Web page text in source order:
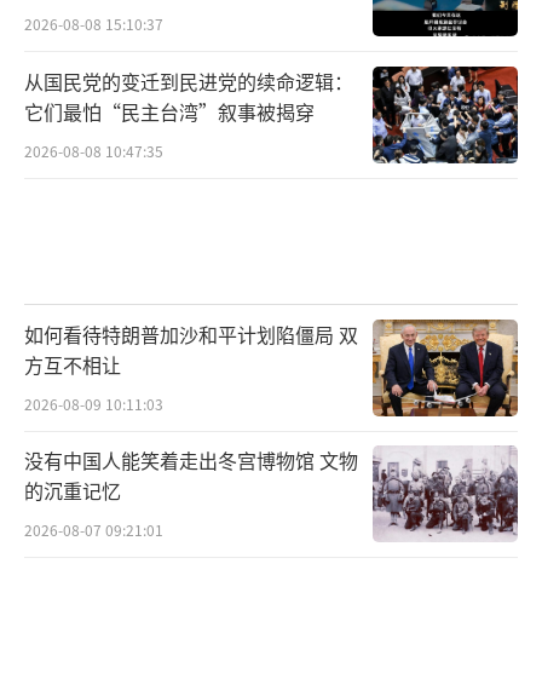
2026-08-08 15:10:37
从国民党的变迁到民进党的续命逻辑：
它们最怕“民主台湾”叙事被揭穿
2026-08-08 10:47:35
如何看待特朗普加沙和平计划陷僵局 双
方互不相让
2026-08-09 10:11:03
没有中国人能笑着走出冬宫博物馆 文物
的沉重记忆
2026-08-07 09:21:01